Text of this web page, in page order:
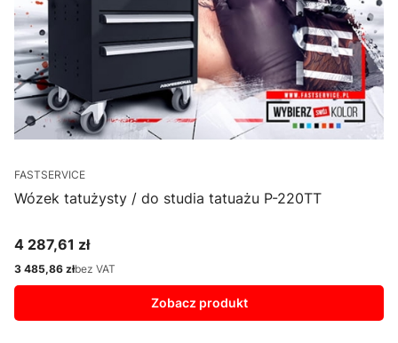
FASTSERVICE
Wózek tatużysty / do studia tatuażu P-220TT
Cena
4 287,61 zł
Cena
3 485,86 złbez VAT
Zobacz produkt